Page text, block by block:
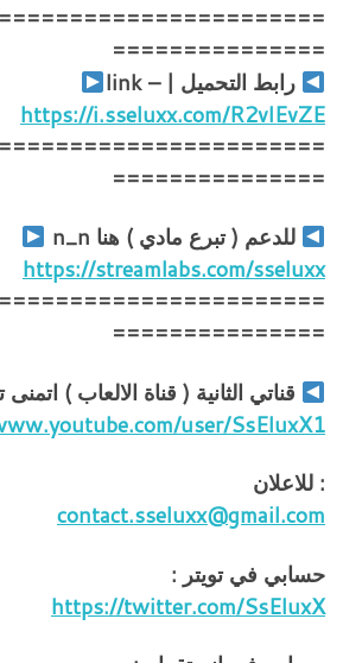
===============
رابط التحميل | – link
https://i.sseluxx.com/R2vlEvZE
===============
للدعم ( تبرع مادي ) هنا n_n
https://streamlabs.com/sseluxx
===============
قناتي الثانية ( قناة الالعاب )
user/SsEluxX1
: للاعلان
contact.sseluxx@gmail.com
حسابي في تويتر :
https://twitter.com/SsEluxX